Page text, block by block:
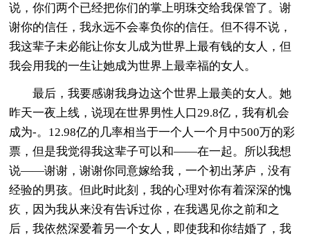
说，你们两个已经把你们的掌上明珠交给我保管了。谢
谢你的信任，我永远不会辜负你的信任。但不得不说，
我这辈子未必能让你女儿成为世界上最有钱的女人，但
我会用我的一生让她成为世界上最幸福的女人。
最后，我要感谢我身边这个世界上最美的女人。她
昨天一夜上线，说现在世界男性人口29.8亿，我有机会
成为-。12.98亿的几率相当于一个人一个月中500万的彩
票，但是我觉得我这辈子可以和——在一起。所以我想
说——谢谢，谢谢你同意嫁给我，一个初出茅庐，没有
经验的男孩。但此时此刻，我的心理对你有着深深的愧
疚，因为我从来没有告诉过你，在我遇见你之前和之
后，我依然深爱着另一个女人，即使我和你结婚了，我